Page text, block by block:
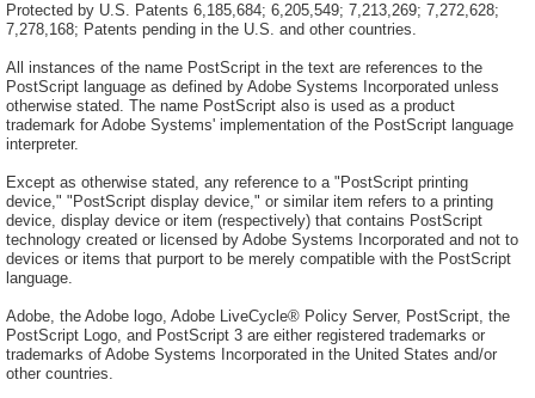
Protected by U.S. Patents 6,185,684; 6,205,549; 7,213,269; 7,272,628;
7,278,168; Patents pending in the U.S. and other countries.
All instances of the name PostScript in the text are references to the
PostScript language as defined by Adobe Systems Incorporated unless
otherwise stated. The name PostScript also is used as a product
trademark for Adobe Systems' implementation of the PostScript language
interpreter.
Except as otherwise stated, any reference to a "PostScript printing
device," "PostScript display device," or similar item refers to a printing
device, display device or item (respectively) that contains PostScript
technology created or licensed by Adobe Systems Incorporated and not to
devices or items that purport to be merely compatible with the PostScript
language.
Adobe, the Adobe logo, Adobe LiveCycle® Policy Server, PostScript, the
PostScript Logo, and PostScript 3 are either registered trademarks or
trademarks of Adobe Systems Incorporated in the United States and/or
other countries.